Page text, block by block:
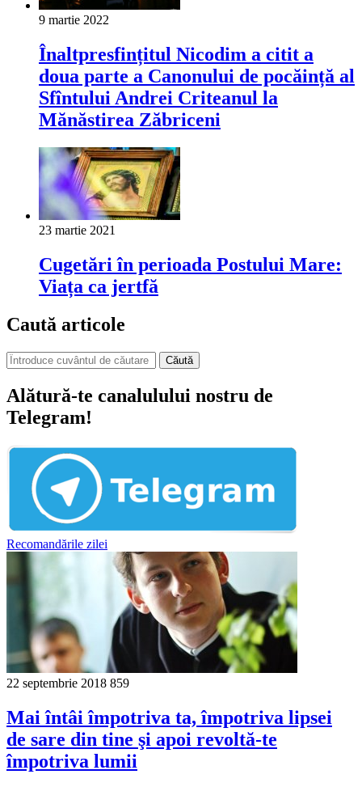
9 martie 2022
Înaltpresfințitul Nicodim a citit a
doua parte a Canonului de pocăință al
Sfîntului Andrei Criteanul la
Mănăstirea Zăbriceni
23 martie 2021
Cugetări în perioada Postului Mare:
Viața ca jertfă
Caută articole
Căută
Alătură-te canalulului nostru de
Telegram!
Recomandările zilei
22 septembrie 2018 859
Mai întâi împotriva ta, împotriva lipsei
de sare din tine şi apoi revoltă-te
împotriva lumii